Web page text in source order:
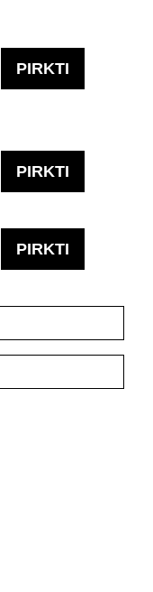
PIRKTI
PIRKTI
PIRKTI